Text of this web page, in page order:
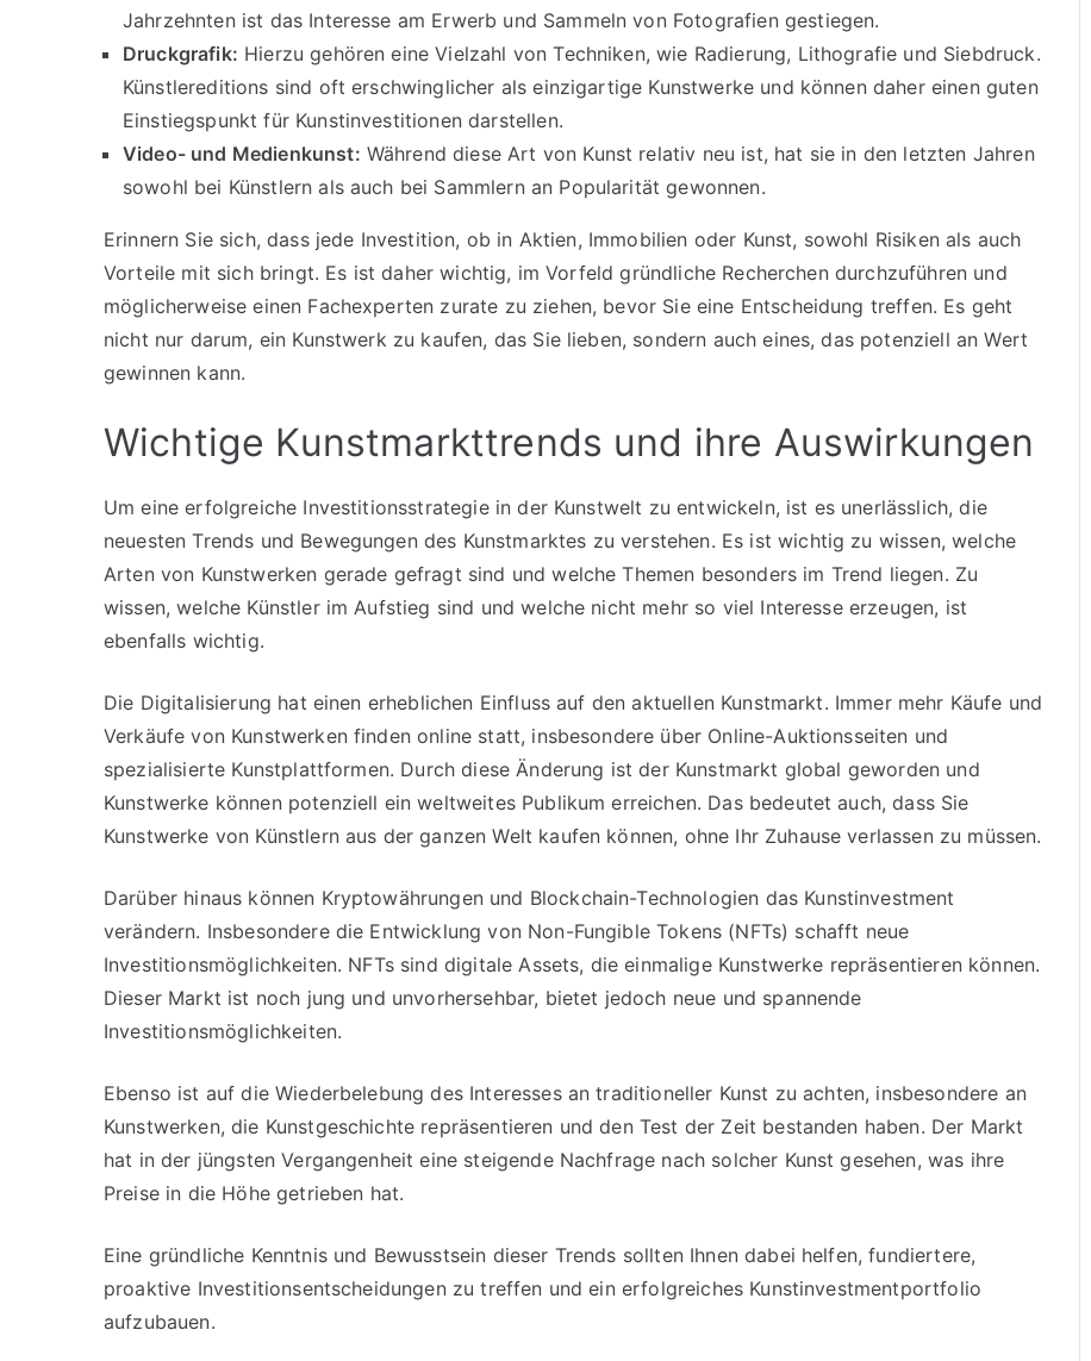
Jahrzehnten ist das Interesse am Erwerb und Sammeln von Fotografien gestiegen.
Druckgrafik: Hierzu gehören eine Vielzahl von Techniken, wie Radierung, Lithografie und Siebdruck.
Künstlereditions sind oft erschwinglicher als einzigartige Kunstwerke und können daher einen guten
Einstiegspunkt für Kunstinvestitionen darstellen.
Video- und Medienkunst: Während diese Art von Kunst relativ neu ist, hat sie in den letzten Jahren
sowohl bei Künstlern als auch bei Sammlern an Popularität gewonnen.
Erinnern Sie sich, dass jede Investition, ob in Aktien, Immobilien oder Kunst, sowohl Risiken als auch
Vorteile mit sich bringt. Es ist daher wichtig, im Vorfeld gründliche Recherchen durchzuführen und
möglicherweise einen Fachexperten zurate zu ziehen, bevor Sie eine Entscheidung treffen. Es geht
nicht nur darum, ein Kunstwerk zu kaufen, das Sie lieben, sondern auch eines, das potenziell an Wert
gewinnen kann.
Wichtige Kunstmarkttrends und ihre Auswirkungen
Um eine erfolgreiche Investitionsstrategie in der Kunstwelt zu entwickeln, ist es unerlässlich, die
neuesten Trends und Bewegungen des Kunstmarktes zu verstehen. Es ist wichtig zu wissen, welche
Arten von Kunstwerken gerade gefragt sind und welche Themen besonders im Trend liegen. Zu
wissen, welche Künstler im Aufstieg sind und welche nicht mehr so viel Interesse erzeugen, ist
ebenfalls wichtig.
Die Digitalisierung hat einen erheblichen Einfluss auf den aktuellen Kunstmarkt. Immer mehr Käufe und
Verkäufe von Kunstwerken finden online statt, insbesondere über Online-Auktionsseiten und
spezialisierte Kunstplattformen. Durch diese Änderung ist der Kunstmarkt global geworden und
Kunstwerke können potenziell ein weltweites Publikum erreichen. Das bedeutet auch, dass Sie
Kunstwerke von Künstlern aus der ganzen Welt kaufen können, ohne Ihr Zuhause verlassen zu müssen.
Darüber hinaus können Kryptowährungen und Blockchain-Technologien das Kunstinvestment
verändern. Insbesondere die Entwicklung von Non-Fungible Tokens (NFTs) schafft neue
Investitionsmöglichkeiten. NFTs sind digitale Assets, die einmalige Kunstwerke repräsentieren können.
Dieser Markt ist noch jung und unvorhersehbar, bietet jedoch neue und spannende
Investitionsmöglichkeiten.
Ebenso ist auf die Wiederbelebung des Interesses an traditioneller Kunst zu achten, insbesondere an
Kunstwerken, die Kunstgeschichte repräsentieren und den Test der Zeit bestanden haben. Der Markt
hat in der jüngsten Vergangenheit eine steigende Nachfrage nach solcher Kunst gesehen, was ihre
Preise in die Höhe getrieben hat.
Eine gründliche Kenntnis und Bewusstsein dieser Trends sollten Ihnen dabei helfen, fundiertere,
proaktive Investitionsentscheidungen zu treffen und ein erfolgreiches Kunstinvestmentportfolio
aufzubauen.